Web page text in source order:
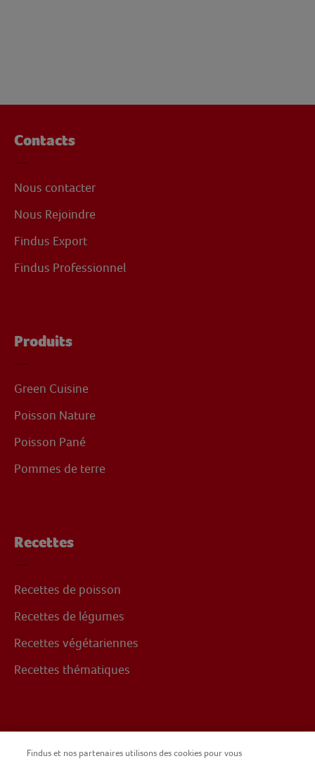
Contacts
Nous contacter
Nous Rejoindre
Findus Export
Findus Professionnel
Produits
Green Cuisine
Poisson Nature
Poisson Pané
Pommes de terre
Recettes
Recettes de poisson
Recettes de légumes
Recettes végétariennes
Recettes thématiques
Findus et nos partenaires utilisons des cookies pour vous